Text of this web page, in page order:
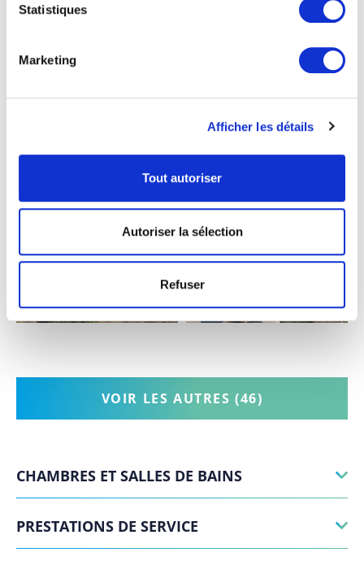
Statistiques
Marketing
Afficher les détails
Tout autoriser
Autoriser la sélection
Refuser
VOIR LES AUTRES (46)
CHAMBRES ET SALLES DE BAINS
PRESTATIONS DE SERVICE